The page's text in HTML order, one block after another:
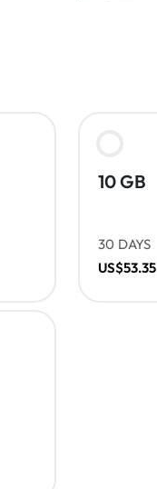
10 GB
30 DAYS
US$53.35